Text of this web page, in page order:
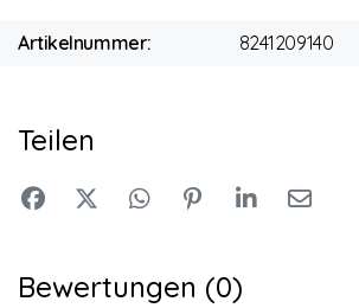
Artikelnummer: 8241209140
Teilen
Bewertungen (0)